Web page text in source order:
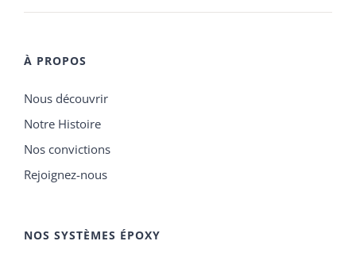
À PROPOS
Nous découvrir
Notre Histoire
Nos convictions
Rejoignez-nous
NOS SYSTÈMES ÉPOXY